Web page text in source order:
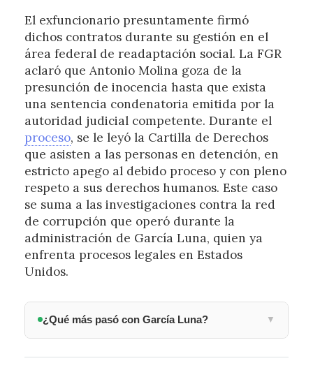
El exfuncionario presuntamente firmó
dichos contratos durante su gestión en el
área federal de readaptación social. La FGR
aclaró que Antonio Molina goza de la
presunción de inocencia hasta que exista
una sentencia condenatoria emitida por la
autoridad judicial competente. Durante el
proceso, se le leyó la Cartilla de Derechos
que asisten a las personas en detención, en
estricto apego al debido proceso y con pleno
respeto a sus derechos humanos. Este caso
se suma a las investigaciones contra la red
de corrupción que operó durante la
administración de García Luna, quien ya
enfrenta procesos legales en Estados
Unidos.
¿Qué más pasó con García Luna? ▼